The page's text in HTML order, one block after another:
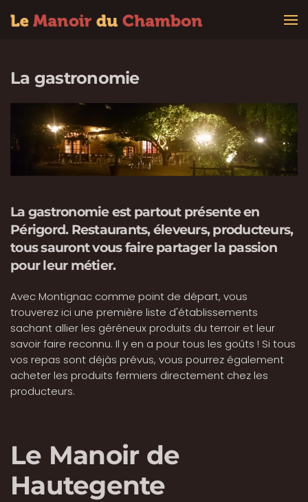
La gastronomie
La gastronomie est partout présente en
Périgord. Restaurants, éleveurs, producteurs,
tous sauront vous faire partager la passion
pour leur métier.
Avec Montignac comme point de départ, vous
trouverez ici une première liste d'établissements
sachant allier les géréneux produits du terroir et leur
savoir faire reconnu. Il y en a pour tous les goûts ! Si tous
vos repas sont déjàs prévus, vous pourrez également
acheter les produits fermiers directement chez les
producteurs.
Le Manoir de
Hautegente